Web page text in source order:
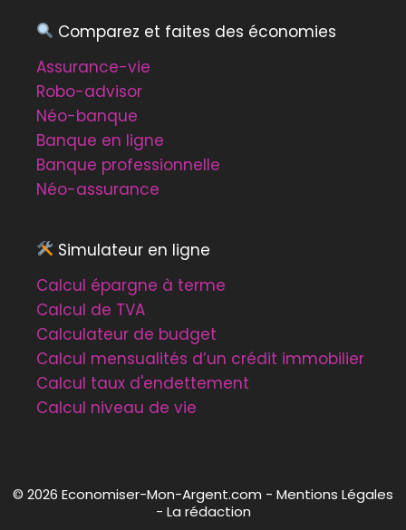
Comparez et faites des économies
Assurance-vie
Robo-advisor
Néo-banque
Banque en ligne
Banque professionnelle
Néo-assurance
Simulateur en ligne
Calcul épargne à terme
Calcul de TVA
Calculateur de budget
Calcul mensualités d’un crédit immobilier
Calcul taux d'endettement
Calcul niveau de vie
© 2026 Economiser-Mon-Argent.com - Mentions Légales
- La rédaction